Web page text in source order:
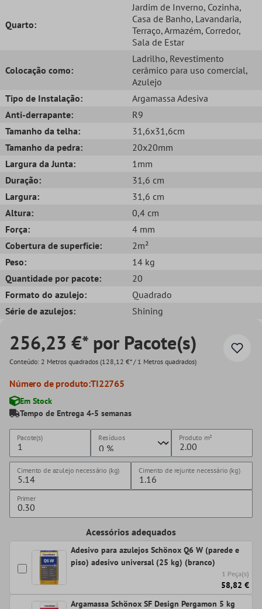
Quarto:
Jardim de Inverno, Cozinha,
Casa de Banho, Lavandaria,
Terraço, Armazém, Corredor,
Sala de Estar
Colocação como:
Ladrilho, Revestimento
cerâmico para uso comercial,
Azulejo
Tipo de Instalação:
Argamassa Adesiva
Anti-derrapante:
R9
Tamanho da telha:
31,6x31,6cm
Tamanho da pedra:
20x20mm
Largura da Junta:
1mm
Duração:
31,6 cm
Largura:
31,6 cm
Altura:
0,4 cm
Força:
4 mm
Cobertura de superfície:
2m²
Peso:
14 kg
Quantidade por pacote:
20
Formato do azulejo:
Quadrado
Série de azulejos:
Shining
256,23 €* por Pacote(s)
Conteúdo: 2 Metros quadrados (128,12 €* / 1 Metros quadrados)
Número de produto:TI22765
Em Stock
Tempo de Entrega 4-5 semanas
Pacote(s) Resíduos Produto m²
Cimento de azulejo necessário (kg) Cimento de rejunte necessário (kg)
Primer
Acessórios adequados
Adesivo para azulejos Schönox Q6 W (parede e
piso) adesivo universal (25 kg) (branco)
1 Peça(s)
58,82 €
Argamassa Schönox SF Design Pergamon 5 kg